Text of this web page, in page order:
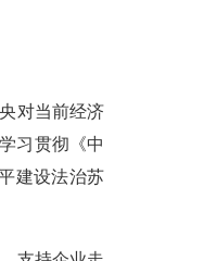
对当前经济
习贯彻《中
建设法治苏